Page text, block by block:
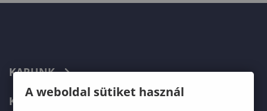
KARUNK
KÉPZÉSEK
A weboldal sütiket használ